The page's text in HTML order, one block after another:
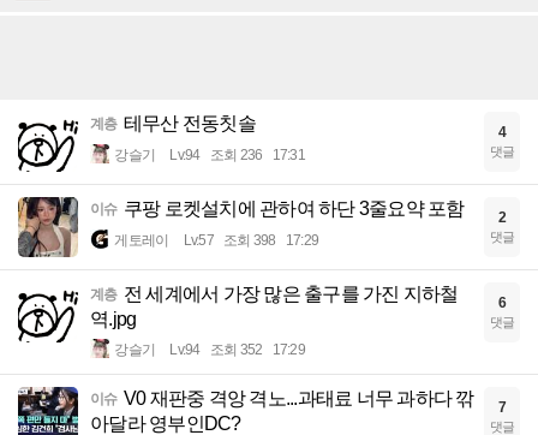
계층 테무산 전동칫솔
강슬기 Lv.94 조회 236 17:31
4
댓글
이슈 쿠팡 로켓설치에 관하여 하단 3줄요약 포함
게토레이 Lv.57 조회 398 17:29
2
댓글
계층 전 세계에서 가장 많은 출구를 가진 지하철
역.jpg
강슬기 Lv.94 조회 352 17:29
6
댓글
이슈 V0 재판중 격앙 격노...과태료 너무 과하다 깎
아달라 영부인DC?
7
댓글